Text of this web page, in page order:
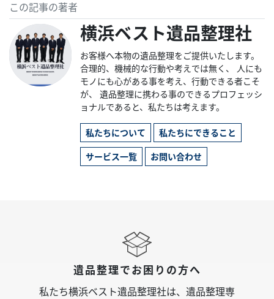
この記事の著者
横浜ベスト遺品整理社
お客様へ本物の遺品整理をご提供いたします。
合理的、機械的な行動や考えでは無く、 人にも
モノにも心がある事を考え、行動できる者こそ
が、 遺品整理に携わる事のできるプロフェッシ
ョナルであると、私たちは考えます。
私たちについて 私たちにできること
サービス一覧 お問い合わせ
遺品整理でお困りの方へ
私たち横浜ベスト遺品整理社は、遺品整理専